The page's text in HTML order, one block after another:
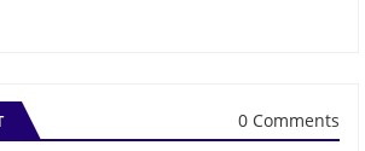
0 Comments